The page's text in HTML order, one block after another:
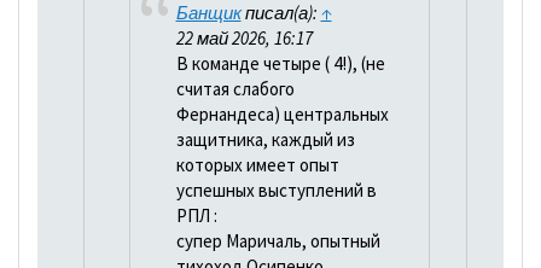
Банщикписал(а): ↑
22 май 2026, 16:17
В команде четыре ( 4!), (не
считая слабого
Фернандеса) центральных
защитника, каждый из
которых имеет опыт
успешных выступлений в
РПЛ :
супер Маричаль, опытный